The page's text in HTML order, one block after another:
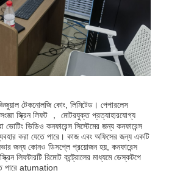
টেকনোলজি কোং, লিমিটেড। পেপারলেস
স্ক্রিন লিফট ， মোটরযুক্ত প্রত্যাহারযোগ্য
ভিডিও কনফারেন্স সিস্টেমের জন্য কনফারেন্স
করা যেতে পারে। কাজ এবং অফিসের জন্য একটি
জন্য কোনও ডিসপ্লে প্রয়োজন হয়, কনফারেন্স
লিফটারটি রিমোট কন্ট্রোলের মাধ্যমে ডেস্কটপে
পারে atumation